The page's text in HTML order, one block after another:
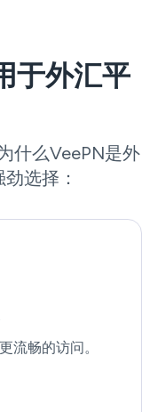
于外汇平
什么VeePN是外
选择：
流畅的访问。